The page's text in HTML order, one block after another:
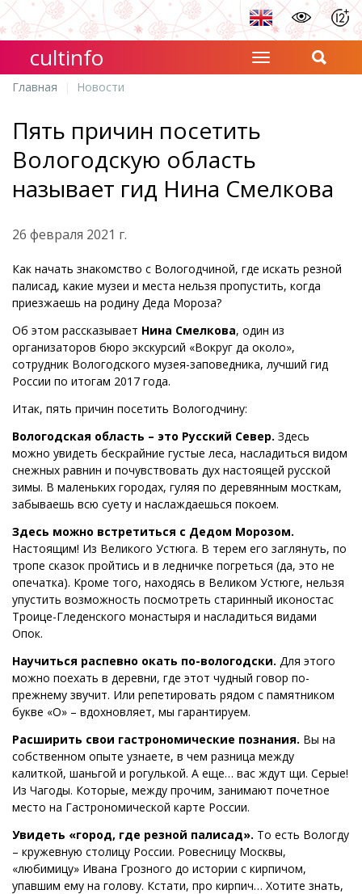
cultinfo
Главная Новости
Пять причин посетить
Вологодскую область
называет гид Нина Смелкова
26 февраля 2021 г.
Как начать знакомство с Вологодчиной, где искать резной
палисад, какие музеи и места нельзя пропустить, когда
приезжаешь на родину Деда Мороза?
Об этом рассказывает Нина Смелкова, один из
организаторов бюро экскурсий «Вокруг да около»,
сотрудник Вологодского музея-заповедника, лучший гид
России по итогам 2017 года.
Итак, пять причин посетить Вологодчину:
Вологодская область – это Русский Север. Здесь
можно увидеть бескрайние густые леса, насладиться видом
снежных равнин и почувствовать дух настоящей русской
зимы. В маленьких городах, гуляя по деревянным мосткам,
забываешь всю суету и наслаждаешься покоем.
Здесь можно встретиться с Дедом Морозом.
Настоящим! Из Великого Устюга. В терем его заглянуть, по
тропе сказок пройтись и в ледничке погреться (да, это не
опечатка). Кроме того, находясь в Великом Устюге, нельзя
упустить возможность посмотреть старинный иконостас
Троице-Гледенского монастыря и насладиться видами
Опок.
Научиться распевно окать по-вологодски. Для этого
можно поехать в деревни, где этот чудный говор по-
прежнему звучит. Или репетировать рядом с памятником
букве «О» – вдохновляет, мы гарантируем.
Расширить свои гастрономические познания. Вы на
собственном опыте узнаете, в чем разница между
калиткой, шаньгой и рогулькой. А еще… вас ждут щи. Серые!
Из Чагоды. Которые, между прочим, занимают почетное
место на Гастрономической карте России.
Увидеть «город, где резной палисад». То есть Вологду
– кружевную столицу России. Ровесницу Москвы,
«любимицу» Ивана Грозного до истории с кирпичом,
упавшим ему на голову. Кстати, про кирпич… Хотите знать,